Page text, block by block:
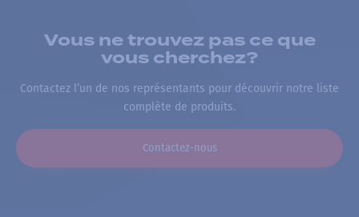
Vous ne trouvez pas ce que
vous cherchez?
Contactez l’un de nos représentants pour découvrir notre liste
complète de produits.
Contactez-nous